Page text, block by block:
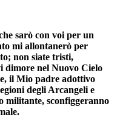
sarò con voi per un
mi allontanerò per
non siate tristi,
dimore nel Nuovo Cielo
il Mio padre adottivo
degli Arcangeli e
militante, sconfiggeranno